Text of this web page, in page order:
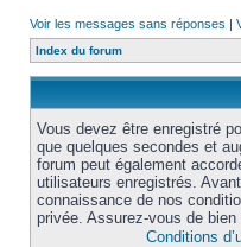
Voir les messages sans réponses |
Index du forum
Vous devez être enregistré
que quelques secondes et
forum peut également
utilisateurs enregistrés.
connaissance de nos
privée. Assurez-vous de
Conditions